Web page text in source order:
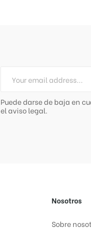
Puede darse de baja en
el aviso legal.
Nosotros
Sobre